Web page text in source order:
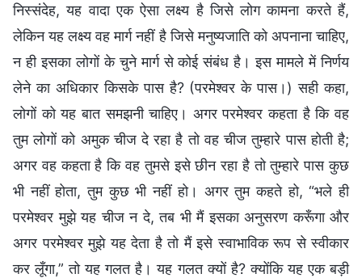
निस्संदेह, यह वादा एक ऐसा लक्ष्य है जिसे लोग कामना करते हैं,
लेकिन यह लक्ष्य वह मार्ग नहीं है जिसे मनुष्यजाति को अपनाना चाहिए,
न ही इसका लोगों के चुने मार्ग से कोई संबंध है। इस मामले में निर्णय
लेने का अधिकार किसके पास है? (परमेश्वर के पास।) सही कहा,
लोगों को यह बात समझनी चाहिए। अगर परमेश्वर कहता है कि वह
तुम लोगों को अमुक चीज दे रहा है तो वह चीज तुम्हारे पास होती है;
अगर वह कहता है कि वह तुमसे इसे छीन रहा है तो तुम्हारे पास कुछ
भी नहीं होता, तुम कुछ भी नहीं हो। अगर तुम कहते हो, “भले ही
परमेश्वर मुझे यह चीज न दे, तब भी मैं इसका अनुसरण करूँगा और
अगर परमेश्वर मुझे यह देता है तो मैं इसे स्वाभाविक रूप से स्वीकार
कर लूँगा,” तो यह गलत है। यह गलत क्यों है? क्योंकि यह एक बड़ी